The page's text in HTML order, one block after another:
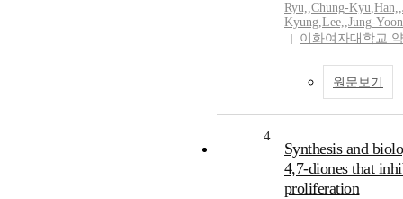
Ryu,,Chung-Kyu,Han,,
Kyung,Lee,,Jung-Yoon
이화여자대학교
원문보기
4
Synthesis and
4,7-diones that
proliferation